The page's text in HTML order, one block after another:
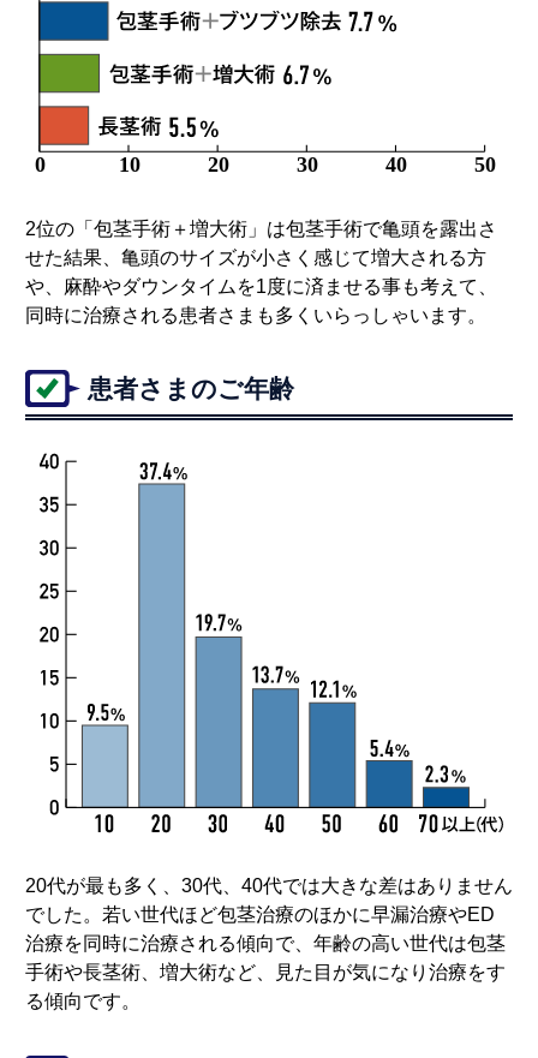
2位の「包茎手術＋増大術」は包茎手術で亀頭を露出さ
せた結果、亀頭のサイズが小さく感じて増大される方
や、麻酔やダウンタイムを1度に済ませる事も考えて、
同時に治療される患者さまも多くいらっしゃいます。
患者さまのご年齢
20代が最も多く、30代、40代では大きな差はありません
でした。若い世代ほど包茎治療のほかに早漏治療やED
治療を同時に治療される傾向で、年齢の高い世代は包茎
手術や長茎術、増大術など、見た目が気になり治療をす
る傾向です。